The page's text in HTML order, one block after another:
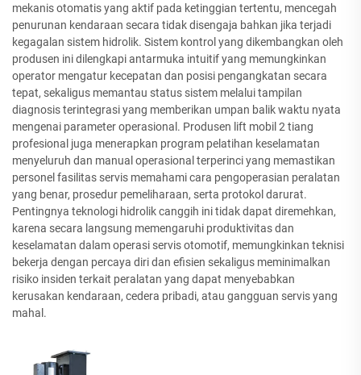
mekanis otomatis yang aktif pada ketinggian tertentu, mencegah
penurunan kendaraan secara tidak disengaja bahkan jika terjadi
kegagalan sistem hidrolik. Sistem kontrol yang dikembangkan oleh
produsen ini dilengkapi antarmuka intuitif yang memungkinkan
operator mengatur kecepatan dan posisi pengangkatan secara
tepat, sekaligus memantau status sistem melalui tampilan
diagnosis terintegrasi yang memberikan umpan balik waktu nyata
mengenai parameter operasional. Produsen lift mobil 2 tiang
profesional juga menerapkan program pelatihan keselamatan
menyeluruh dan manual operasional terperinci yang memastikan
personel fasilitas servis memahami cara pengoperasian peralatan
yang benar, prosedur pemeliharaan, serta protokol darurat.
Pentingnya teknologi hidrolik canggih ini tidak dapat diremehkan,
karena secara langsung memengaruhi produktivitas dan
keselamatan dalam operasi servis otomotif, memungkinkan teknisi
bekerja dengan percaya diri dan efisien sekaligus meminimalkan
risiko insiden terkait peralatan yang dapat menyebabkan
kerusakan kendaraan, cedera pribadi, atau gangguan servis yang
mahal.